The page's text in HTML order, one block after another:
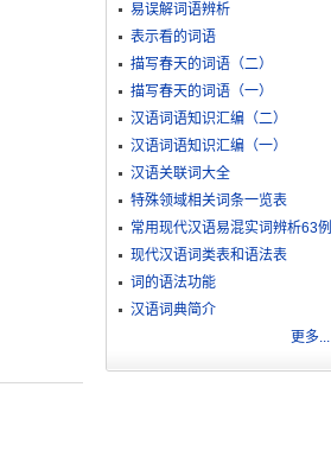
易误解词语辨析
表示看的词语
描写春天的词语（二）
描写春天的词语（一）
汉语词语知识汇编（二）
汉语词语知识汇编（一）
汉语关联词大全
特殊领域相关词条一览表
常用现代汉语易混实词辨析63例
现代汉语词类表和语法表
词的语法功能
汉语词典简介
更多...